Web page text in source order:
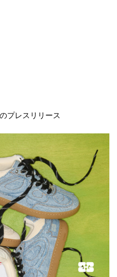
プレスリリース